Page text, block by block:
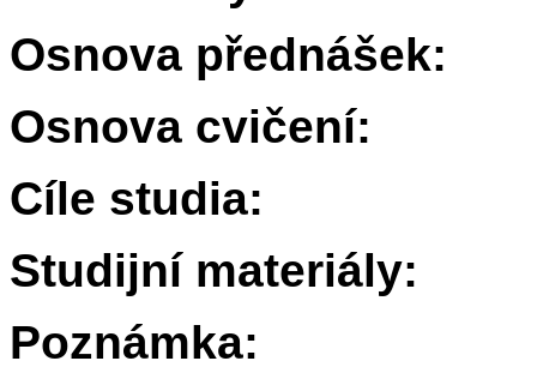
Osnova přednášek:
Osnova cvičení:
Cíle studia:
Studijní materiály:
Poznámka: